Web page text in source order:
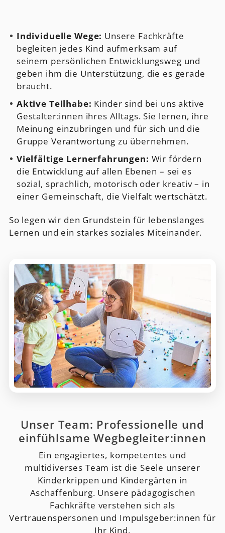
Individuelle Wege: Unsere Fachkräfte
begleiten jedes Kind aufmerksam auf
seinem persönlichen Entwicklungsweg und
geben ihm die Unterstützung, die es gerade
braucht.
Aktive Teilhabe: Kinder sind bei uns aktive
Gestalter:innen ihres Alltags. Sie lernen, ihre
Meinung einzubringen und für sich und die
Gruppe Verantwortung zu übernehmen.
Vielfältige Lernerfahrungen: Wir fördern
die Entwicklung auf allen Ebenen – sei es
sozial, sprachlich, motorisch oder kreativ – in
einer Gemeinschaft, die Vielfalt wertschätzt.
So legen wir den Grundstein für lebenslanges
Lernen und ein starkes soziales Miteinander.
Unser Team: Professionelle und
einfühlsame Wegbegleiter:innen
Ein engagiertes, kompetentes und
multidiverses Team ist die Seele unserer
Kinderkrippen und Kindergärten in
Aschaffenburg. Unsere pädagogischen
Fachkräfte verstehen sich als
Vertrauenspersonen und Impulsgeber:innen für
Ihr Kind.